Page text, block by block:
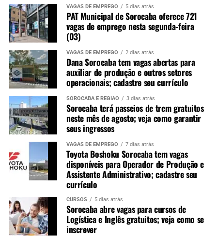
VAGAS DE EMPREGO 5 dias atrás
PAT Municipal de Sorocaba oferece 721
vagas de emprego nesta segunda-feira
(03)
VAGAS DE EMPREGO 2 dias atrás
Dana Sorocaba tem vagas abertas para
auxiliar de produção e outros setores
operacionais; cadastre seu currículo
SOROCABA E REGIÃO 3 dias atrás
Sorocaba terá passeios de trem gratuitos
neste mês de agosto; veja como garantir
seus ingressos
VAGAS DE EMPREGO 7 dias atrás
Toyota Boshoku Sorocaba tem vagas
disponíveis para Operador de Produção e
Assistente Administrativo; cadastre seu
currículo
CURSOS 5 dias atrás
Sorocaba abre vagas para cursos de
Logística e Inglês gratuitos; veja como se
inscrever